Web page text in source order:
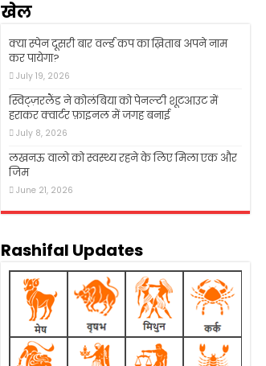
खेल
क्या स्पेन दूसरी बार वर्ल्ड कप का ख़िताब अपने नाम
कर पायेगा?
July 19, 2026
स्विट्ज़रलैंड ने कोलंबिया को पेनल्टी शूटआउट में
हराकर क्वार्टर फ़ाइनल में जगह बनाई
July 8, 2026
लखनऊ वालो को स्वस्थ्य रहने के लिए मिला एक और
जिम
June 21, 2026
Rashifal Updates